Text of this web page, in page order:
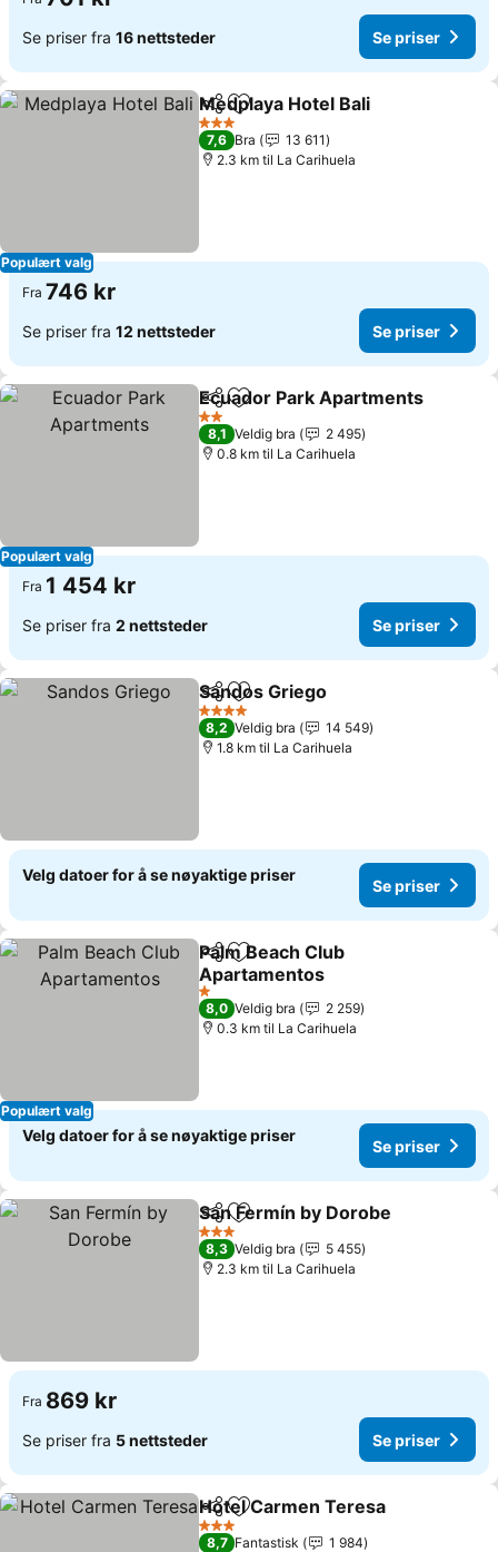
Se priser fra 16 nettsteder Se priser
Populært valg
Del Legg til i favoritter
Medplaya Hotel Bali
3 Stjerner
7,6 Bra
13 611
2.3 km til La Carihuela
Fra 746 kr
Se priser fra 12 nettsteder Se priser
Populært valg
Del Legg til i favoritter
Ecuador Park Apartments
2 Stjerner
8,1 Veldig bra
2 495
0.8 km til La Carihuela
Fra 1 454 kr
Se priser fra 2 nettsteder Se priser
Del Legg til i favoritter
Sandos Griego
4 Stjerner
8,2 Veldig bra
14 549
1.8 km til La Carihuela
Velg datoer for å se nøyaktige priser
Se priser
Populært valg
Del Legg til i favoritter
Palm Beach Club
Apartamentos
Se priser
1 Stjerner
8,0 Veldig bra
2 259
0.3 km til La Carihuela
Velg datoer for å se nøyaktige priser
Se priser
Del Legg til i favoritter
San Fermín by Dorobe
3 Stjerner
8,3 Veldig bra
5 455
2.3 km til La Carihuela
Fra 869 kr
Se priser fra 5 nettsteder Se priser
Del Legg til i favoritter
Hotel Carmen Teresa
3 Stjerner
8,7 Fantastisk
1 984